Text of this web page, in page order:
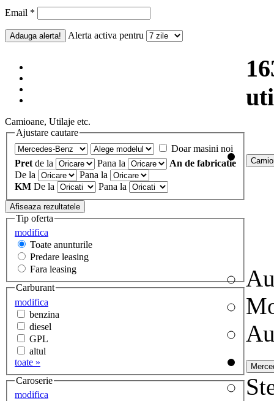
Email *
Alerta activa pentru
Camioane, Utilaje etc.
Ajustare cautare
Doar masini noi
Pret de la Pana la
An de fabricatie
De la
Pana la
KM De la Pana la
modifica
Tip oferta
Toate anunturile
Predare leasing
Fara leasing
modifica
Carburant
benzina
diesel
GPL
altul
toate »
modifica
Caroserie